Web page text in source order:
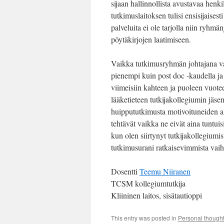
sijaan hallinnollista avustavaa
tutkimuslaitoksen tulisi
palveluita ei ole tarjolla niin
pöytäkirjojen laatimiseen.
Vaikka tutkimusryhmän johtajana
pienempi kuin post doc -kaudella
viimeisiin kahteen ja puoleen
lääketieteen tutkijakollegiumin
huippututkimusta motivoituneiden
tehtävät vaikka ne eivät aina
kun olen siirtynyt
tutkimusurani ratkaisevimmista
Dosentti Teemu Niiranen
TCSM kollegiumtutkija
Kliininen laitos, sisätautioppi
This entry was posted in Personal